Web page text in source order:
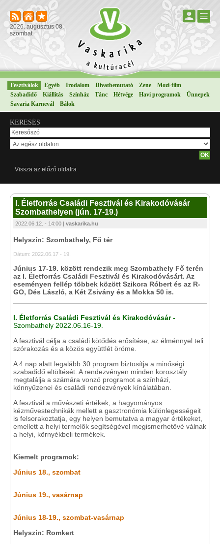
2026. augusztus 08.
szombat
Fesztiválok Egyéb Irodalom Divatbemutató Zene
Mozi-film
Szabadidő
Kiállítás Színház Tánc Hétvége Havi programok
Ünnepek
Savaria Karnevál
Bálok
KERESÉS
Vissza az előző oldalra
I. Életforrás Családi Fesztivál és Kirakodóvásár
Szombathelyen (jún. 17-19.)
2022.06.12. - 14:00 | vaskarika.hu
Helyszín: Szombathely, Fő tér
Dátum: 2022.06.17 - 19.
Június 17-19. között rendezik meg Szombathely Fő terén
az I. Életforrás Családi Fesztivál és Kirakodóvásárt. Az
eseményen fellép többek között Szikora Róbert és az R-
GO, Dés László, a Két Zsivány és a Mokka 50 is.
I. Életforrás Családi Fesztivál és Kirakodóvásár -
Szombathely 2022.06.16-19.
A fesztivál célja a családi kötődés erősítése, az élménnyel teli
szórakozás és a közös együttlét öröme.
A 4 nap alatt legalább 30 program biztosítja a minőségi
szabadidő eltöltését. A rendezvényen minden korosztály
megtalálja a számára vonzó programot a színházi,
könnyűzenei és családi rendezvények kínálatában.
A fesztivál a művészeti értékek, a hagyományos
kézművestechnikák mellett a gasztronómia különlegességeit
is felsorakoztatja, egy helyen bemutatva a magyar értékeket,
emellett a helyi termelők segítségével megismerhetővé válnak
a helyi, környékbeli termékek.
Kiemelt programok:
Június 18., szombat
Június 19., vasárnap
Június 18-19., szombat-vasárnap
Helyszín: Romkert